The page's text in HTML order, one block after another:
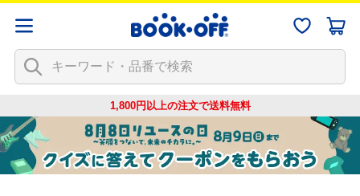
1,800円以上の注文で送料無料